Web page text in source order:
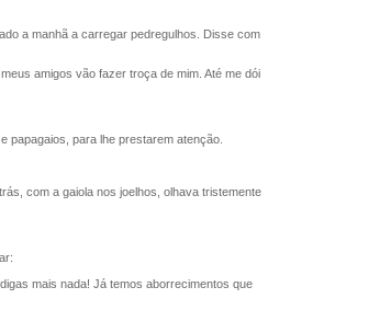
a manhã a carregar pedregulhos. Disse com
amigos vão fazer troça de mim. Até me dói
para lhe prestarem atenção.
com a gaiola nos joelhos, olhava tristemente
mais nada! Já temos aborrecimentos que